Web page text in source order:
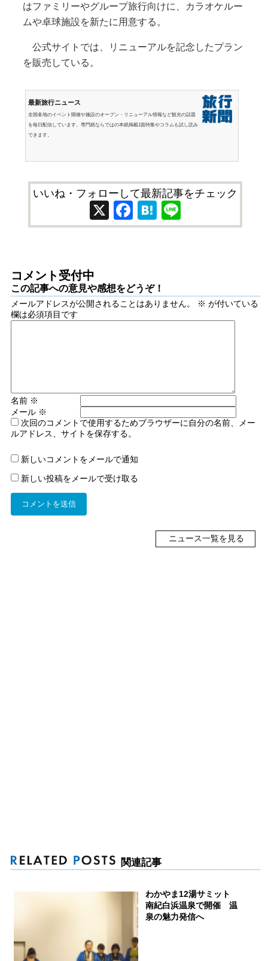
はファミリーやグループ旅行向けに、カラオケルー
ムや卓球施設を新たに用意する。
公式サイトでは、リニューアルを記念したプラン
を販売している。
最新旅行ニュース
全国各地のイベント開催や施設のオープン・リニューアル情報など観光の話題
を毎日配信しています。専門紙ならではの本紙掲載1面特集やコラムも試し読み
できます。
いいね・フォローして最新記事をチェック
X Facebook
Hatena
コメント受付中
この記事への意見や感想をどうぞ！
メールアドレスが公開されることはありません。 ※ が付いている
欄は必須項目です
名前 ※
メール ※
次回のコメントで使用するためブラウザーに自分の名前、メー
ルアドレス、サイトを保存する。
新しいコメントをメールで通知
新しい投稿をメールで受け取る
ニュース一覧を見る
関連記事
わかやま12湯サミット
南紀白浜温泉で開催 温
泉の魅力発信へ